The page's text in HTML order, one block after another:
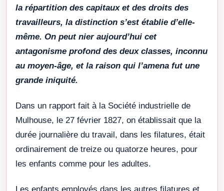
la répartition des capitaux et des droits des
travailleurs, la distinction s’est établie d’elle-
même. On peut nier aujourd’hui cet
antagonisme profond des deux classes, inconnu
au moyen-âge, et la raison qui l’amena fut une
grande iniquité.
Dans un rapport fait à la Société industrielle de
Mulhouse, le 27 février 1827, on établissait que la
durée journalière du travail, dans les filatures, était
ordinairement de treize ou quatorze heures, pour
les enfants comme pour les adultes.